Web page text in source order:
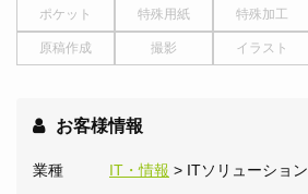
ポケット 特殊用紙 特殊加工
原稿作成 撮影 イラスト
お客様情報
業種 IT・情報 > ITソリューション